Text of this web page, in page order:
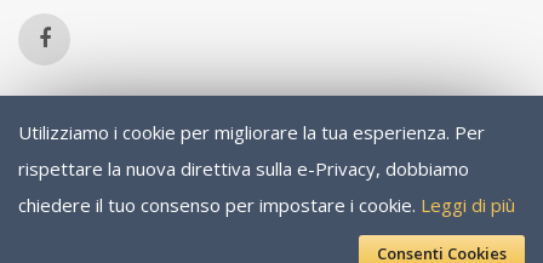
Utilizziamo i cookie per migliorare la tua esperienza. Per
rispettare la nuova direttiva sulla e-Privacy, dobbiamo
chiedere il tuo consenso per impostare i cookie. Leggi di più
Consenti Cookies